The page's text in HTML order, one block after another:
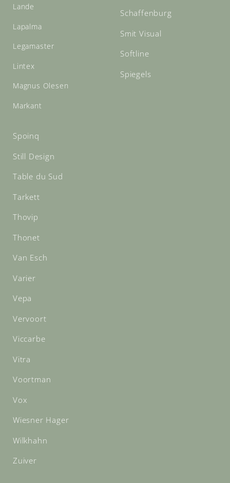
Lande
Lapalma
Legamaster
Lintex
Magnus Olesen
Markant
Schaffenburg
Smit Visual
Softline
Spiegels
Spoinq
Still Design
Table du Sud
Tarkett
Thovip
Thonet
Van Esch
Varier
Vepa
Vervoort
Viccarbe
Vitra
Voortman
Vox
Wiesner Hager
Wilkhahn
Zuiver